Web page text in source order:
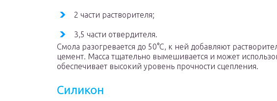
2 части растворителя;
3,5 части отвердителя.
Смола разогревается до 50°С, к ней добавляют
цемент. Масса тщательно вымешивается и может
обеспечивает высокий уровень прочности сцепления.
Силикон